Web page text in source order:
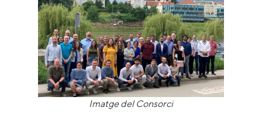
Imatge del Consorci
used.
Experience
In order for
our website
to perform
as well as
possible